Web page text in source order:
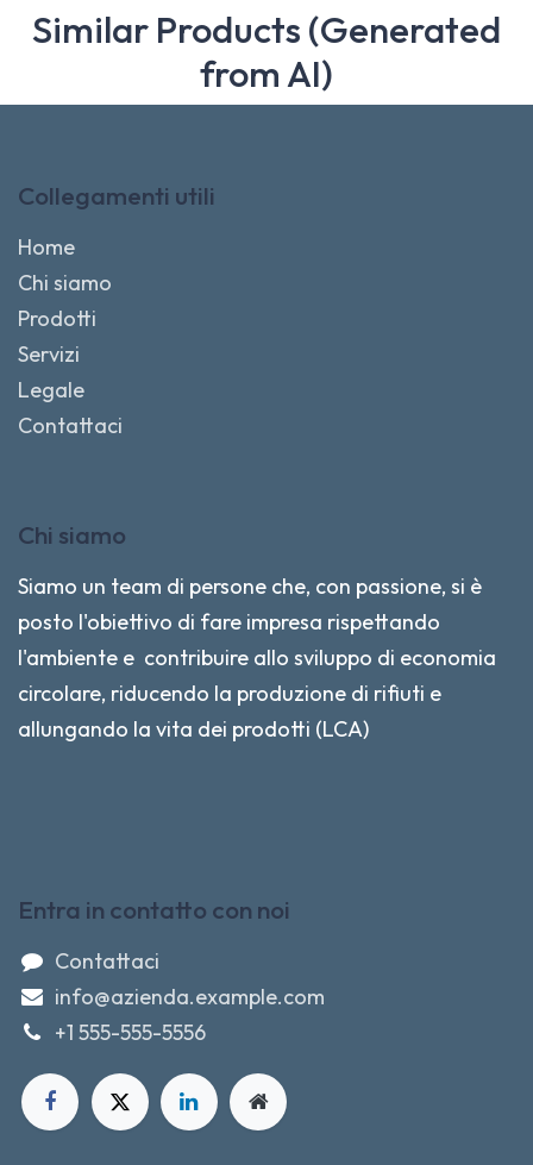
Similar Products (Generated
from AI)
Collegamenti utili
Home
Chi siamo
Prodotti
Servizi
Legale
Contattaci
Chi siamo
Siamo un team di persone che, con passione, si è
posto l'obiettivo di fare impresa rispettando
l'ambiente e contribuire allo sviluppo di economia
circolare, riducendo la produzione di rifiuti e
allungando la vita dei prodotti (LCA)
Entra in contatto con noi
Contattaci
info@azienda.example.com
+1 555-555-5556